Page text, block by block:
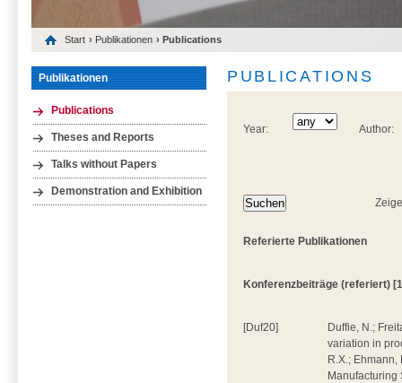
Start › Publikationen › Publications
Publikationen
Publications
Theses and Reports
Talks without Papers
Demonstration and Exhibition
PUBLICATIONS
Year: Author:
Referierte Publikationen
Konferenzbeiträge (referiert)
[Duf20]
Duffie, N.;
variation in
R.X.; Ehmann,
Manufacturing